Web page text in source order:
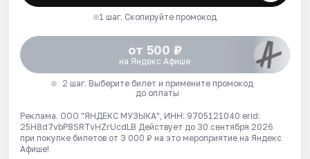
1 шаг. Скопируйте промокод
от 500 ₽
на Яндекс Афише
2 шаг. Выберите билет и примените промокод
до оплаты
Реклама. ООО "ЯНДЕКС МУЗЫКА", ИНН: 9705121040 erid:
25H8d7vbP8SRTvHZrUcdLB Действует до 30 сентября 2026
при покупке билетов от 3 000 ₽ на это мероприятие на Яндекс
Афише!